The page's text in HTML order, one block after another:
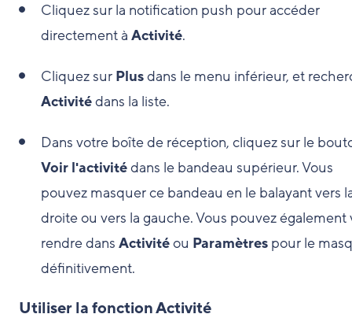
Cliquez sur la notification push pour accéder
directement à Activité.
Cliquez sur Plusdans le menu inférieur, et
Activitédans la liste.
Dans votre boîte de réception, cliquez sur le
Voir l'activitédans le bandeau supérieur. Vous
pouvez masquer ce bandeau en le balayant vers
droite ou vers la gauche. Vous pouvez également
rendre dans Activitéou Paramètres pour le
définitivement.
Utiliser la fonction Activité